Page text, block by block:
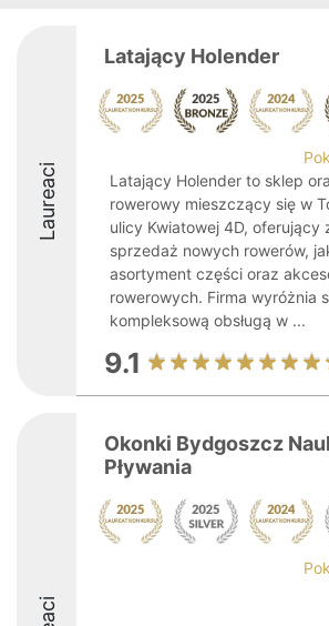
Laureaci
Latający Holender
Latający Holender to sklep
rowerowy mieszczący się w
ulicy Kwiatowej 4D, oferujący
sprzedaż nowych rowerów,
asortyment części oraz
rowerowych. Firma wyróżnia
kompleksową obsługą w ...
9.1
Okonki Bydgoszcz
Pływania